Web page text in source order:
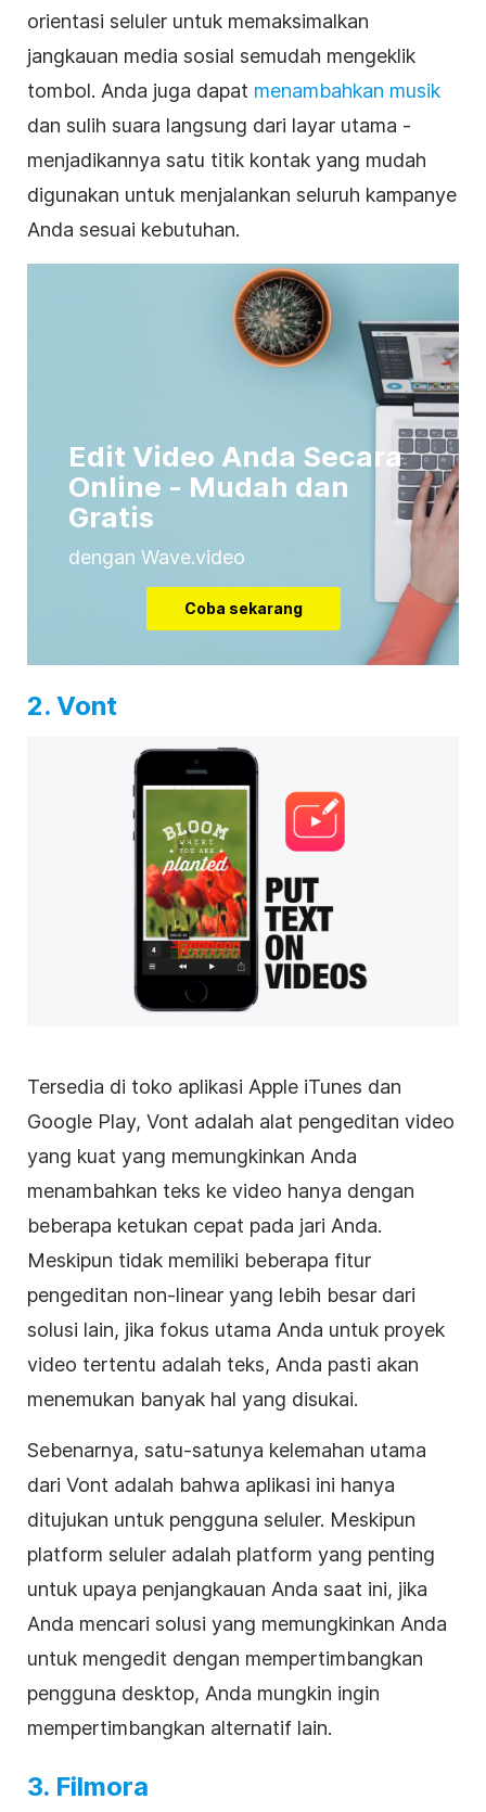
orientasi seluler untuk memaksimalkan
jangkauan media sosial semudah mengeklik
tombol. Anda juga dapat menambahkan musik
dan sulih suara langsung dari layar utama -
menjadikannya satu titik kontak yang mudah
digunakan untuk menjalankan seluruh kampanye
Anda sesuai kebutuhan.
Edit Video Anda Secara
Online - Mudah dan
Gratis
dengan Wave.video
Coba sekarang
2. Vont
Tersedia di toko aplikasi Apple iTunes dan
Google Play, Vont adalah alat pengeditan video
yang kuat yang memungkinkan Anda
menambahkan teks ke video hanya dengan
beberapa ketukan cepat pada jari Anda.
Meskipun tidak memiliki beberapa fitur
pengeditan non-linear yang lebih besar dari
solusi lain, jika fokus utama Anda untuk proyek
video tertentu adalah teks, Anda pasti akan
menemukan banyak hal yang disukai.
Sebenarnya, satu-satunya kelemahan utama
dari Vont adalah bahwa aplikasi ini hanya
ditujukan untuk pengguna seluler. Meskipun
platform seluler adalah platform yang penting
untuk upaya penjangkauan Anda saat ini, jika
Anda mencari solusi yang memungkinkan Anda
untuk mengedit dengan mempertimbangkan
pengguna desktop, Anda mungkin ingin
mempertimbangkan alternatif lain.
3. Filmora